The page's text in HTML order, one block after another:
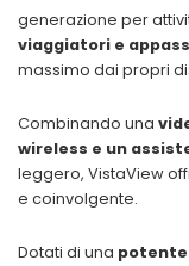
generazione per
viaggiatori e
massimo dai propri
Combinando una
wireless e un
leggero, VistaView
e coinvolgente.
Dotati di una potente